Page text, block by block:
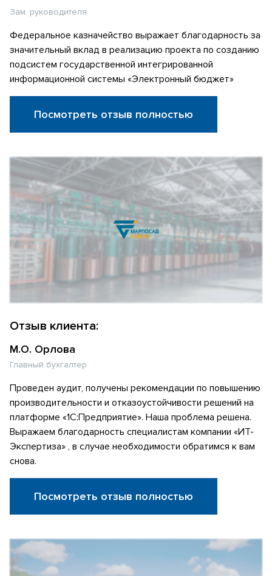
Зам. руководителя
Федеральное казначейство выражает благодарность за
значительный вклад в реализацию проекта по созданию
подсистем государственной интегрированной
информационной системы «Электронный бюджет»
Посмотреть отзыв полностью
Отзыв клиента:
М.О. Орлова
Главный бухгалтер
Проведен аудит, получены рекомендации по повышению
производительности и отказоустойчивости решений на
платформе «1С:Предприятие». Наша проблема решена.
Выражаем благодарность специалистам компании «ИТ-
Экспертиза» , в случае необходимости обратимся к вам
снова.
Посмотреть отзыв полностью